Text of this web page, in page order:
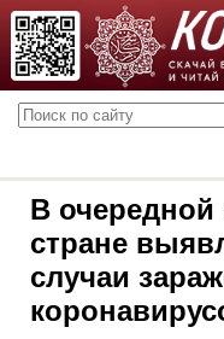
В очередной
стране
случаи